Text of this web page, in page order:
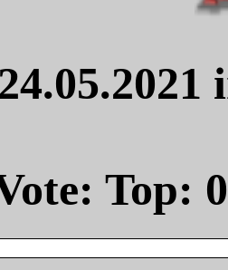
Top: 0